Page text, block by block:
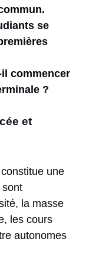
se
commencer
?
et
une
sont
la masse
les cours
autonomes